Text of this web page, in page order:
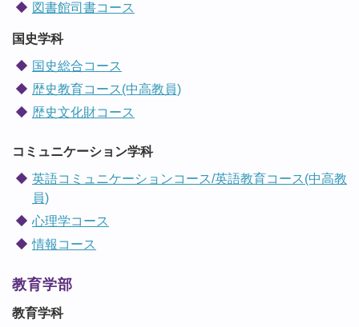
図書館司書コース
国史学科
国史総合コース
歴史教育コース(中高教員)
歴史文化財コース
コミュニケーション学科
英語コミュニケーションコース/英語教育コース(中高教
員)
心理学コース
情報コース
教育学部
教育学科